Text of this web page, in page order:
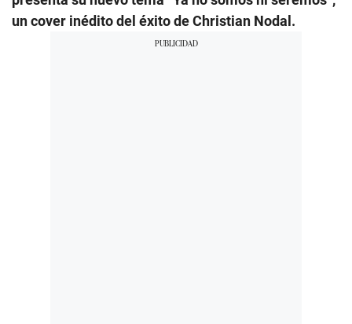
un cover inédito del éxito de Christian Nodal.